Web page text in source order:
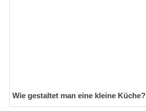
Wie gestaltet man eine kleine Küche?